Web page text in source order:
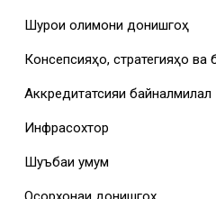
Шурои олимони донишгоҳ
Консепсияҳо, стратегияҳо ва
Аккредитатсияи байналмилалӣ
Инфрасохтор
Шуъбаи умумӣ